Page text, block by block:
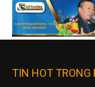
TIN HOT TRONG